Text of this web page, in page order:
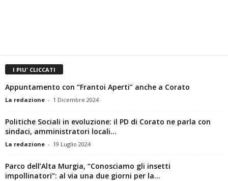
I PIU' CLICCATI
Appuntamento con “Frantoi Aperti” anche a Corato
La redazione - 1 Dicembre 2024
Politiche Sociali in evoluzione: il PD di Corato ne parla con
sindaci, amministratori locali...
La redazione - 19 Luglio 2024
Parco dell’Alta Murgia, “Conosciamo gli insetti
impollinatori”: al via una due giorni per la...